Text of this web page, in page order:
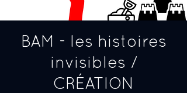
BAM - les histoires
invisibles /
CRÉATION